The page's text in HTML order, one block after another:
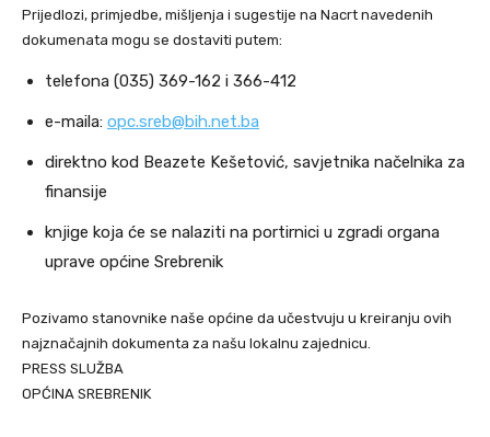
Prijedlozi, primjedbe, mišljenja i sugestije na Nacrt navedenih
dokumenata mogu se dostaviti putem:
telefona (035) 369-162 i 366-412
e-maila: opc.sreb@bih.net.ba
direktno kod Beazete Kešetović, savjetnika načelnika za
finansije
knjige koja će se nalaziti na portirnici u zgradi organa
uprave općine Srebrenik
Pozivamo stanovnike naše općine da učestvuju u kreiranju ovih
najznačajnih dokumenta za našu lokalnu zajednicu.
PRESS SLUŽBA
OPĆINA SREBRENIK